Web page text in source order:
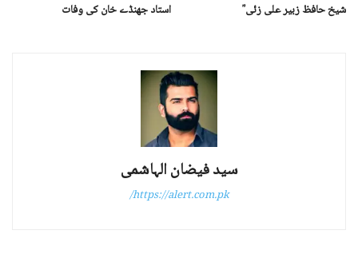
استاد جھنڈے خان کی وفات شیخ حافظ زبیر علی زئی ؒ
سید فیضان الہاشمی
https://alert.com.pk/